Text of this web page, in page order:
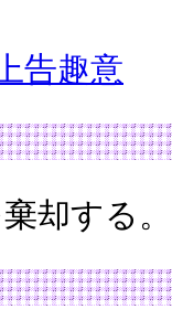
告趣意
却する。